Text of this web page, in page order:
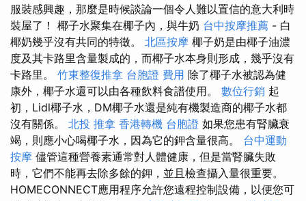
服裝感興趣，那麼是時候談論一個令人難以置信的意大利時
裝屋了！ 椰子水聚集在椰子內，與牛奶 台中按摩推薦 - 白
椰奶幾乎沒有共同的特徵。 北區按摩 椰子奶是由椰子油濃
度及其卡路里含量製成的，而椰子水本身則形成，幾乎沒有
卡路里。 竹東整復推拿 台胞證 費用 除了椰子水被認為健
康外，椰子水還可以由各種飲料食譜使用。 數位行銷 起
初，Lidl椰子水，DM椰子水還是純有機製造商的椰子水都
沒有關係。 北投 推拿 香港轉機 台胞證 如果您患有腎臟衰
竭，則應小心喝椰子水，因為它的鉀含量很高。 台中運動
按摩 儘管這種營養素通常對人體健康，但是當腎臟失敗
時，它們不能再去除多餘的鉀，並且檢查攝入量很重要。
HOMECONNECT應用程序允許您遠程控制設備，以便您可